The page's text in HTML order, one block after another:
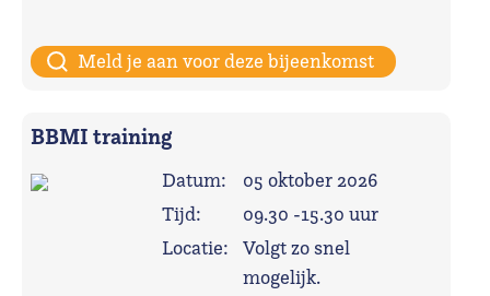
Meld je aan voor deze bijeenkomst
BBMI training
Datum:
05 oktober 2026
Tijd:
09.30 -15.30 uur
Locatie:
Volgt zo snel
mogelijk.